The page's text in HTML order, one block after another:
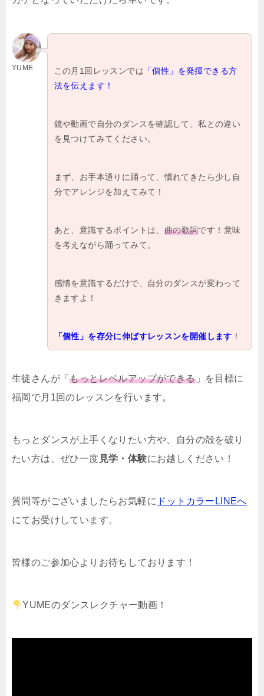
YUME この月1回レッスンでは 「個性」を発揮できる方
法を伝えます！
鏡や動画で自分のダンスを確認して、私との違い
を見つけてみてください。
まず、お手本通りに踊って、慣れてきたら少し自
分でアレンジを加えてみて！
あと、意識するポイントは、 曲の歌詞です！意味
を考えながら踊ってみて。
感情を意識するだけで、自分のダンスが変わって
きますよ！
「個性」を存分に伸ばすレッスンを開催します ！
生徒さんが「もっとレベルアップができる」を目標に
福岡で月1回のレッスンを行います。
もっとダンスが上手くなりたい方や、自分の殻を破り
たい方は、ぜひ一度 見学・体験にお越しください！
質問等がございましたらお気軽に ドットカラーLINEへ
にてお受けしています。
皆様のご参加心よりお待ちしております！
YUMEのダンスレクチャー動画！